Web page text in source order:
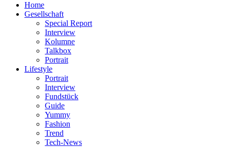
Home
Gesellschaft
Special Report
Interview
Kolumne
Talkbox
Portrait
Lifestyle
Portrait
Interview
Fundstück
Guide
Yummy
Fashion
Trend
Tech-News